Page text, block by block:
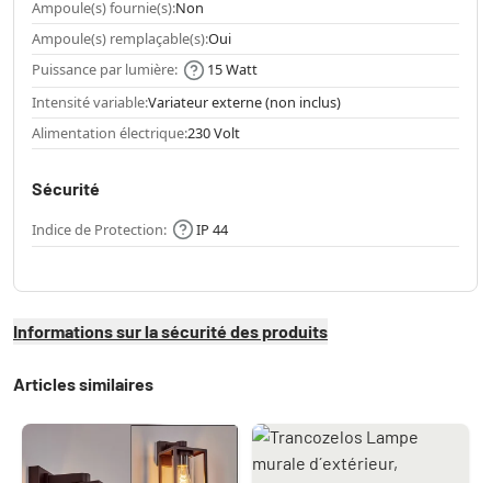
Ampoule(s) fournie(s):Non
Ampoule(s) remplaçable(s):Oui
Puissance par lumière:
15 Watt
Intensité variable:Variateur externe (non inclus)
Alimentation électrique:230 Volt
Sécurité
Indice de Protection: IP 44
Informations sur la sécurité des produits
Articles similaires